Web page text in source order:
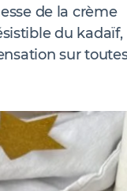
de la crème
du kadaïf,
sur